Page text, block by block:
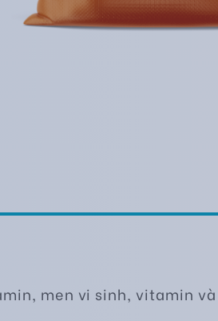
men vi sinh, vitamin